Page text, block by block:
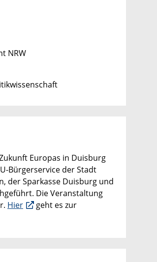
NRW
Europas in Duisburg
Bürgerservice der Stadt
der Sparkasse Duisburg und
Die Veranstaltung
Hier
geht es zur